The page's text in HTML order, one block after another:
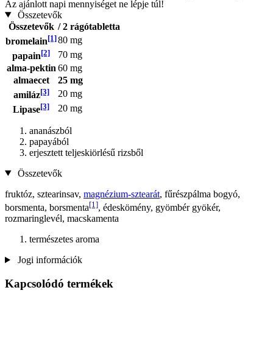
Az ajánlott napi mennyiséget ne lépje túl!
Összetevők
Összetevők / 2 rágótabletta
bromelain[1]80 mg
papain[2]
70 mg
alma-pektin 60 mg
almaecet
25 mg
amiláz[3]
20 mg
Lipase[3] 20 mg
ananászból
papayából
erjesztett teljeskiörlésű rizsből
Összetevők
fruktóz, sztearinsav, magnézium-sztearát, fűrészpálma bogyó,
borsmenta, borsmenta[1], édeskömény, gyömbér gyökér,
rozmaringlevél, macskamenta
természetes aroma
Jogi információk
Kapcsolódó termékek